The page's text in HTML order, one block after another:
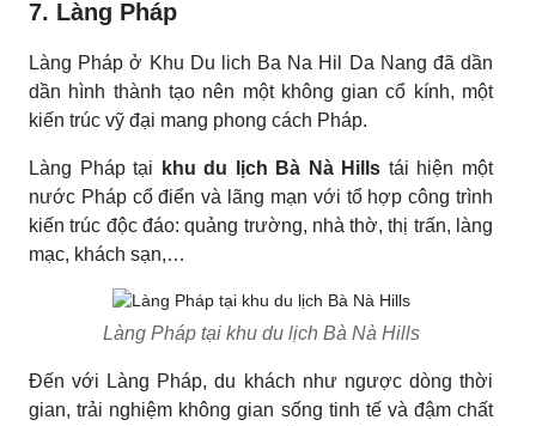
7. Làng Pháp
Làng Pháp ở Khu Du lich Ba Na Hil Da Nang đã dần
dần hình thành tạo nên một không gian cổ kính, một
kiến trúc vỹ đại mang phong cách Pháp.
Làng Pháp tại khu du lịch Bà Nà Hills tái hiện một
nước Pháp cổ điển và lãng mạn với tổ hợp công trình
kiến trúc độc đáo: quảng trường, nhà thờ, thị trấn, làng
mạc, khách sạn,…
Làng Pháp tại khu du lịch Bà Nà Hills
Đến với Làng Pháp, du khách như ngược dòng thời
gian, trải nghiệm không gian sống tinh tế và đậm chất